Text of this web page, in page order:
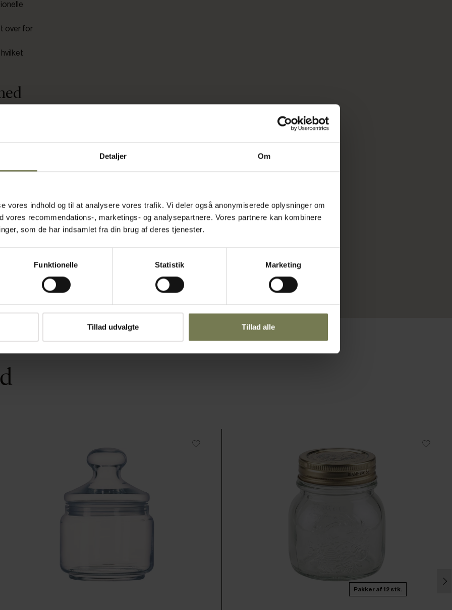
Detaljer Om
vores indhold og til at analysere vores trafik. Vi deler også anonymiserede oplysninger om
vores recommendations-, marketings- og analysepartnere. Vores partnere kan kombinere
som de har indsamlet fra din brug af deres tjenester.
Funktionelle Statistik Marketing
Tillad udvalgte Tillad alle
over for
velegnet
let buede
giver et
mod
er
til
skal gå
ønsker
Pakker af 12 stk.